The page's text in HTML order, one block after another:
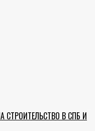
СТРОИТЕЛЬСТВО В СПБ И